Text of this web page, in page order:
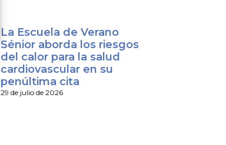
La Escuela de Verano
Sénior aborda los riesgos
del calor para la salud
cardiovascular en su
penúltima cita
29 de julio de 2026